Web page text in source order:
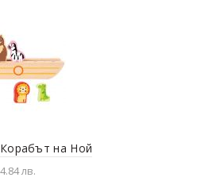
на Ной
лв.